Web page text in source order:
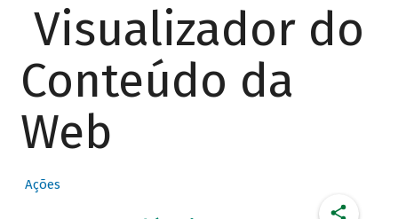
Visualizador do
Conteúdo da
Web
Ações